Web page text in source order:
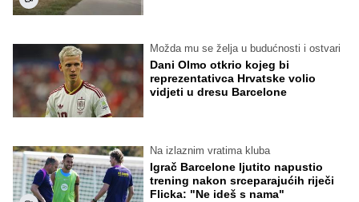
Možda mu se želja u budućnosti i ostvari
Dani Olmo otkrio kojeg bi
reprezentativca Hrvatske volio
vidjeti u dresu Barcelone
Na izlaznim vratima kluba
Igrač Barcelone ljutito napustio
trening nakon srceparajućih riječi
Flicka: "Ne ideš s nama"